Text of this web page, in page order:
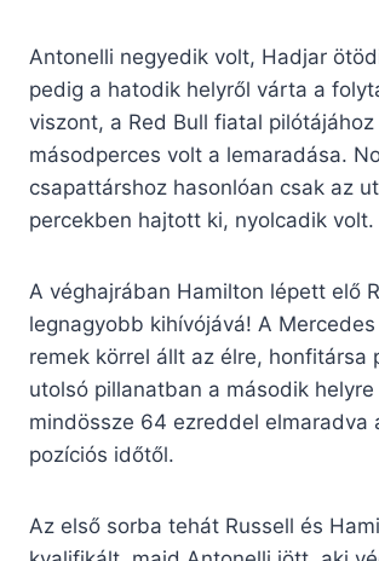
Antonelli negyedik volt, Hadjar
pedig a hatodik helyről várta a
viszont, a Red Bull fiatal
másodperces volt a lemaradása.
csapattárshoz hasonlóan csak az
percekben hajtott ki, nyolcadik volt.
A véghajrában Hamilton lépett elő
legnagyobb kihívójává! A
remek körrel állt az élre, honfitársa
utolsó pillanatban a második
mindössze 64 ezreddel elmaradva
pozíciós időtől.
Az első sorba tehát Russell és